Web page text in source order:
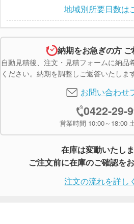
地域別所要日数は
納期をお急ぎの方
自動見積後、注文・見積フォームに納品
ください。納期を調整しご返答いたします
お問い合わせ
0422-29-
営業時間 10:00～18:00
在庫は変動いたしま
ご注文前に在庫のご確認を
注文の流れを詳し